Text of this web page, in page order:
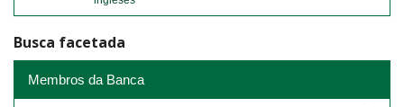
Busca facetada
Membros da Banca